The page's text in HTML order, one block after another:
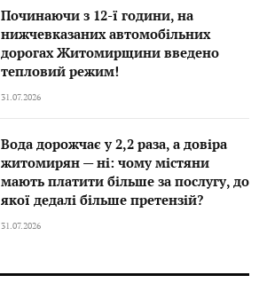
Починаючи з 12-ї години, на
нижчевказаних автомобільних
дорогах Житомирщини введено
тепловий режим!
31.07.2026
Вода дорожчає у 2,2 раза, а довіра
житомирян — ні: чому містяни
мають платити більше за послугу, до
якої дедалі більше претензій?
31.07.2026